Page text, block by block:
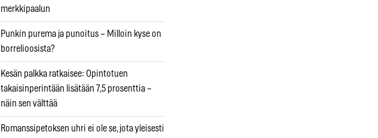
merkkipaalun
Punkin purema ja punoitus – Milloin kyse on
borrelioosista?
Kesän palkka ratkaisee: Opintotuen
takaisinperintään lisätään 7,5 prosenttia –
näin sen välttää
Romanssipetoksen uhri ei ole se, jota yleisesti